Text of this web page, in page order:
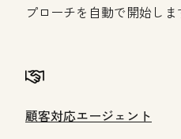
プローチを自動で開始しま
顧客対応エージェント